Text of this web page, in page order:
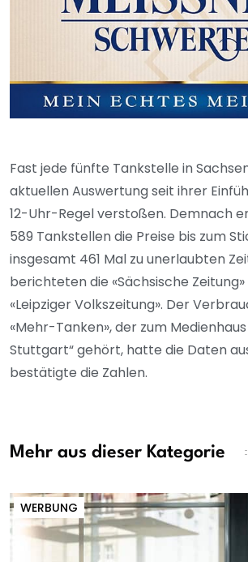
Fast jede fünfte Tankstelle in
aktuellen Auswertung seit ihrer
12-Uhr-Regel verstoßen. Demnach
589 Tankstellen die Preise bis zum
insgesamt 461 Mal zu unerlaubten
berichteten die «Sächsische Zeitung»
«Leipziger Volkszeitung». Der
«Mehr-Tanken», der zum
Stuttgart“ gehört, hatte die Daten
bestätigte die Zahlen.
Mehr aus dieser Kategorie
WERBUNG